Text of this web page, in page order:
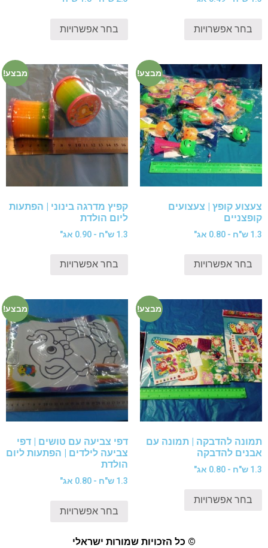
בחר אפשרויות בחר אפשרויות
מבצע!
צעצוע קופץ | צעצועים
קופצניים
1.3 ש"ח - 0.80 אג"
בחר אפשרויות
מבצע!
קפיץ מדרגה בינוני | הפתעות
ליום הולדת
1.3 ש"ח - 0.90 אג"
בחר אפשרויות
מבצע!
תמונה להדבקה | תמונה עם
אבנים להדבקה
1.3 ש"ח - 0.80 אג"
בחר אפשרויות
מבצע!
דפי צביעה עם טושים | דפי
צביעה לילדים | הפתעות ליום
הולדת
1.3 ש"ח - 0.80 אג"
בחר אפשרויות
© כל הזכויות שמורות ישראלי